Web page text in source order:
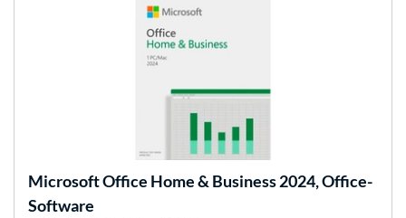
MicrosoftOffice Home & Business 2024, Office-
Software